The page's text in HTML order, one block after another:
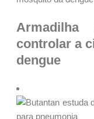
controlar a
dengue